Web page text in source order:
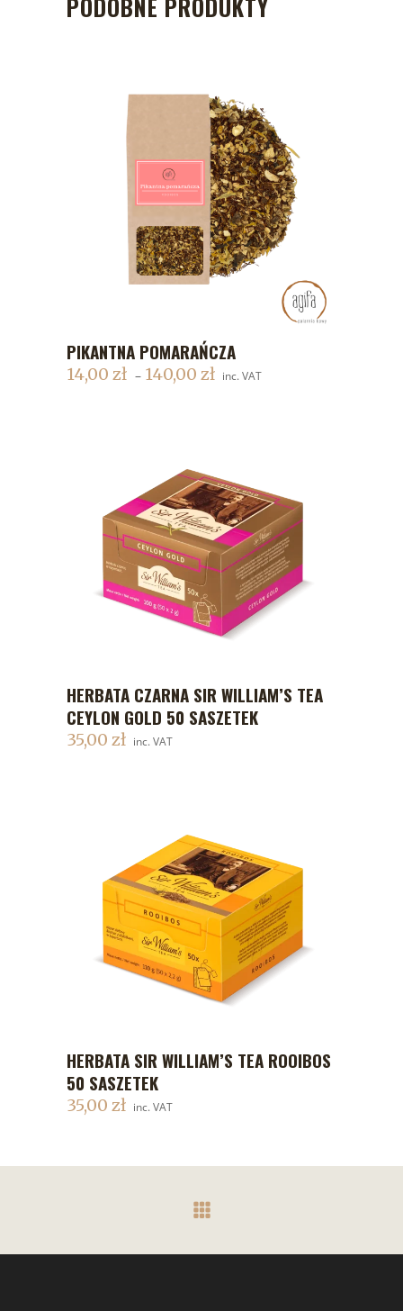
PODOBNE PRODUKTY
DODAJ DO KOSZYKA
PIKANTNA POMARAŃCZA
14,00 zł – 140,00 zł inc. VAT
DODAJ DO KOSZYKA
HERBATA CZARNA SIR WILLIAM’S TEA
CEYLON GOLD 50 SASZETEK
35,00 zł inc. VAT
DODAJ DO KOSZYKA
HERBATA SIR WILLIAM’S TEA ROOIBOS
50 SASZETEK
35,00 zł inc. VAT